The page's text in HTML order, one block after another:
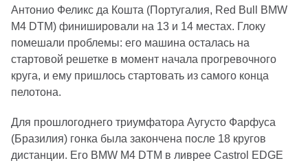
Антонио Феликс да Кошта (Португалия, Red Bull BMW
M4 DTM) финишировали на 13 и 14 местах. Глоку
помешали проблемы: его машина осталась на
стартовой решетке в момент начала прогревочного
круга, и ему пришлось стартовать из самого конца
пелотона.
Для прошлогоднего триумфатора Аугусто Фарфуса
(Бразилия) гонка была закончена после 18 кругов
дистанции. Его BMW M4 DTM в ливрее Castrol EDGE